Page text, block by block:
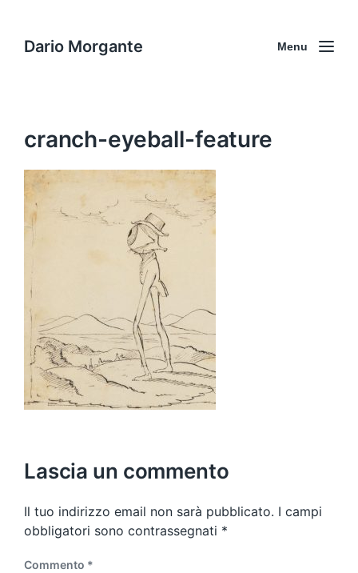
Dario Morgante Menu
cranch-eyeball-feature
Lascia un commento
Il tuo indirizzo email non sarà pubblicato. I campi
obbligatori sono contrassegnati *
Commento *